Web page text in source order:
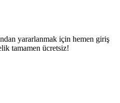
yararlanmak için hemen giriş
tamamen ücretsiz!